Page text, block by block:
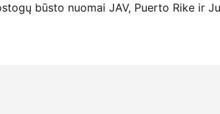
būsto nuomai JAV, Puerto Rike ir